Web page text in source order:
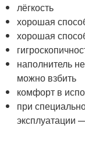
лёгкость
хорошая
хорошая
наполнитель
можно взбить
комфорт в
при
эксплуатации